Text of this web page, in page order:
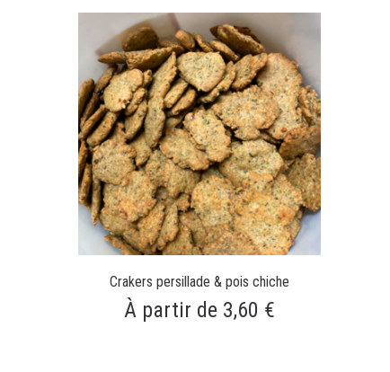
Crakers persillade & pois chiche
À partir de 3,60 €